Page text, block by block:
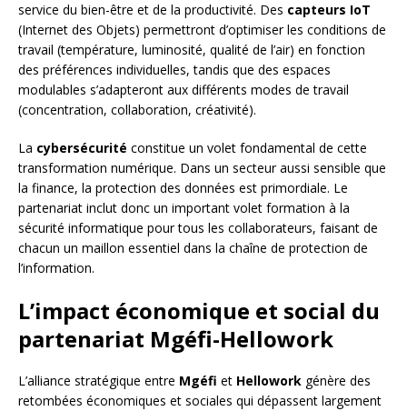
service du bien-être et de la productivité. Des capteurs IoT
(Internet des Objets) permettront d’optimiser les conditions de
travail (température, luminosité, qualité de l’air) en fonction
des préférences individuelles, tandis que des espaces
modulables s’adapteront aux différents modes de travail
(concentration, collaboration, créativité).
La cybersécurité constitue un volet fondamental de cette
transformation numérique. Dans un secteur aussi sensible que
la finance, la protection des données est primordiale. Le
partenariat inclut donc un important volet formation à la
sécurité informatique pour tous les collaborateurs, faisant de
chacun un maillon essentiel dans la chaîne de protection de
l’information.
L’impact économique et social du
partenariat Mgéfi-Hellowork
L’alliance stratégique entre Mgéfi et Hellowork génère des
retombées économiques et sociales qui dépassent largement